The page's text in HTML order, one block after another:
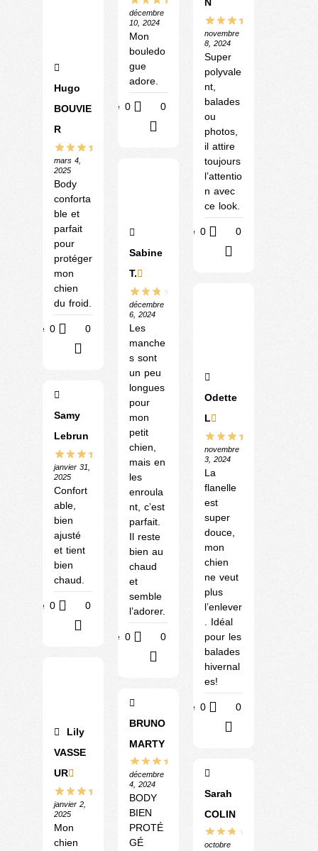
Hugo
BOUVIE
R
mars 4,
2025
Body
conforta
ble et
parfait
pour
protéger
mon
chien
du froid.
Utile 0 0
Samy
Lebrun
janvier 31,
2025
Confort
able,
bien
ajusté
et tient
bien
chaud.
Utile 0 0
Lily
VASSE
UR
janvier 2,
2025
Mon
chien
décembre
10, 2024
Mon
bouledo
gue
adore.
Utile 0 0
Sabine
T.
décembre
6, 2024
Les
manche
s sont
un peu
longues
pour
mon
petit
chien,
mais en
les
enroula
nt, c’est
parfait.
Il reste
bien au
chaud
et
semble
l’adorer.
Utile 0 0
BRUNO
MARTY
décembre
4, 2024
BODY
BIEN
PROTÉ
GÉ
N
novembre
8, 2024
Super
polyvale
nt,
balades
ou
photos,
il attire
toujours
l’attentio
n avec
ce look.
Utile 0 0
Odette
L
novembre
3, 2024
La
flanelle
est
super
douce,
mon
chien
ne veut
plus
l’enlever
. Idéal
pour les
balades
hivernal
es!
Utile 0 0
Sarah
COLIN
octobre